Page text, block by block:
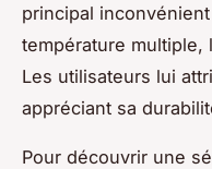
principal
température
Les utilisateurs lui
appréciant sa
Pour découvrir une